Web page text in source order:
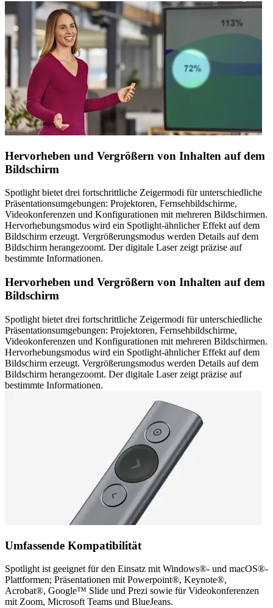
Hervorheben und Vergrößern von Inhalten auf dem
Bildschirm
Spotlight bietet drei fortschrittliche Zeigermodi für unterschiedliche
Präsentationsumgebungen: Projektoren, Fernsehbildschirme,
Videokonferenzen und Konfigurationen mit mehreren Bildschirmen.
Hervorhebungsmodus wird ein Spotlight-ähnlicher Effekt auf dem
Bildschirm erzeugt. Vergrößerungsmodus werden Details auf dem
Bildschirm herangezoomt. Der digitale Laser zeigt präzise auf
bestimmte Informationen.
Hervorheben und Vergrößern von Inhalten auf dem
Bildschirm
Spotlight bietet drei fortschrittliche Zeigermodi für unterschiedliche
Präsentationsumgebungen: Projektoren, Fernsehbildschirme,
Videokonferenzen und Konfigurationen mit mehreren Bildschirmen.
Hervorhebungsmodus wird ein Spotlight-ähnlicher Effekt auf dem
Bildschirm erzeugt. Vergrößerungsmodus werden Details auf dem
Bildschirm herangezoomt. Der digitale Laser zeigt präzise auf
bestimmte Informationen.
Umfassende Kompatibilität
Spotlight ist geeignet für den Einsatz mit Windows®- und macOS®-
Plattformen; Präsentationen mit Powerpoint®, Keynote®,
Acrobat®, Google™ Slide und Prezi sowie für Videokonferenzen
mit Zoom, Microsoft Teams und BlueJeans.